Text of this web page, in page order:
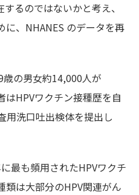
るのではないかと考え、
に、NHANES のデータを再
の男女約14,000人が
はHPVワクチン接種歴を自
用洗口吐出検体を提出し
最も頻用されたHPVワクチ
類は大部分のHPV関連がん